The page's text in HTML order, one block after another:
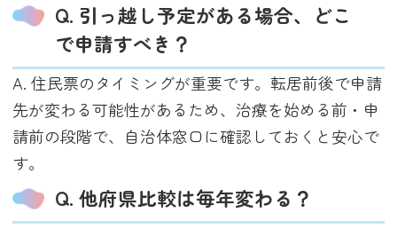
Q. 引っ越し予定がある場合、どこ
で申請すべき？
A. 住民票のタイミングが重要です。転居前後で申請
先が変わる可能性があるため、治療を始める前・申
請前の段階で、自治体窓口に確認しておくと安心で
す。
Q. 他府県比較は毎年変わる？